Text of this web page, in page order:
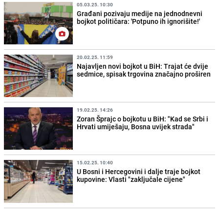
05.03.25. 10:30
Građani pozivaju medije na jednodnevni
bojkot političara: 'Potpuno ih ignorišite!'
20.02.25. 11:59
Najavljen novi bojkot u BiH: Trajat će dvije
sedmice, spisak trgovina značajno proširen
19.02.25. 14:26
Zoran Šprajc o bojkotu u BiH: "Kad se Srbi i
Hrvati umiješaju, Bosna uvijek strada"
15.02.25. 10:40
U Bosni i Hercegovini i dalje traje bojkot
kupovine: Vlasti "zaključale cijene"